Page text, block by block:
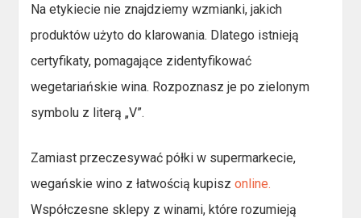
Na etykiecie nie znajdziemy wzmianki, jakich
produktów użyto do klarowania. Dlatego istnieją
certyfikaty, pomagające zidentyfikować
wegetariańskie wina. Rozpoznasz je po zielonym
symbolu z literą „V”.
Zamiast przeczesywać półki w supermarkecie,
wegańskie wino z łatwością kupiszonline.
Współczesne sklepy z winami, które rozumieją